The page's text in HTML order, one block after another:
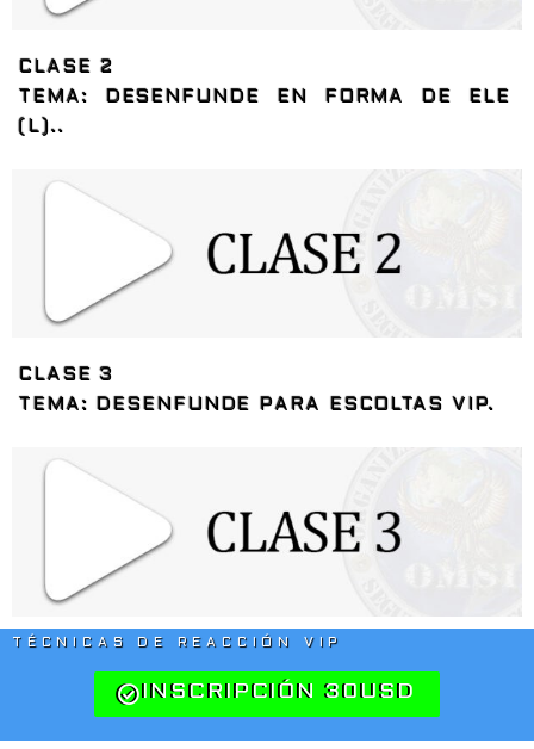
CLASE 2
TEMA: DESENFUNDE EN FORMA DE ELE
(L)..
CLASE 3
TEMA: DESENFUNDE PARA ESCOLTAS VIP.
TÉCNICAS DE REACCIÓN VIP
INSCRIPCIÓN 30USD